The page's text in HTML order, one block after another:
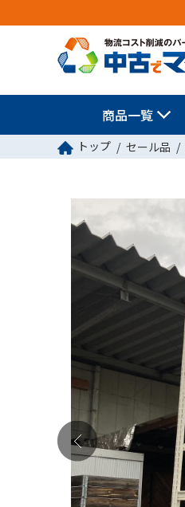
商品一覧
トップ セール品